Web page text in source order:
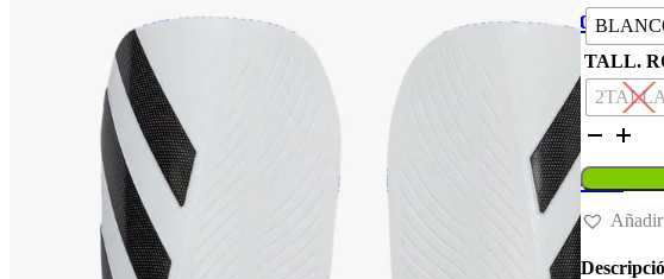
Botas de adultoBotas de niño Guantes de portero
Fútbol Sala
Zapatillas de adulto Zapatillas de niño Balones
Equipos Oficiales
TALL.
ADIDAS
TIRO
SG
EU
CLB
cantidad
Añadir